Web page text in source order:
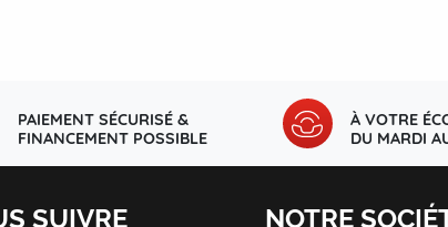
PAIEMENT SÉCURISÉ &
FINANCEMENT POSSIBLE
À VOTRE
DU MARDI
SUIVRE NOTRE